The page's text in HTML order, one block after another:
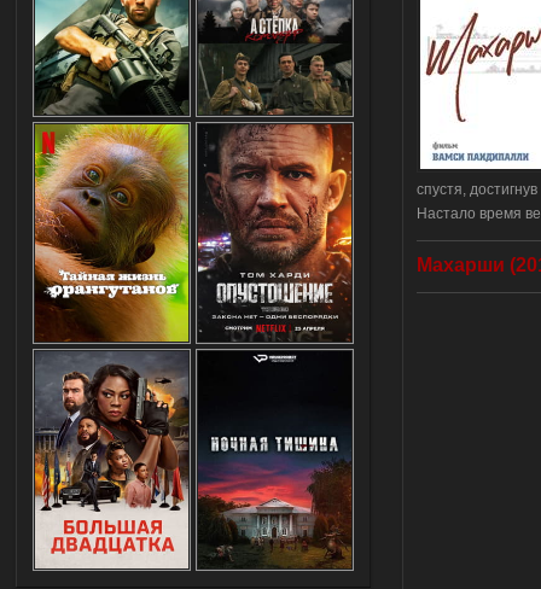
спустя,
Настало время
Махарши